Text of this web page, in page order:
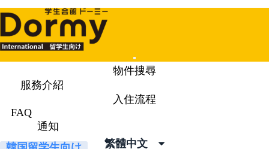
Mobile
Menu
物件搜尋
服務介紹
入住流程
FAQ
通知
繁體中文
通知